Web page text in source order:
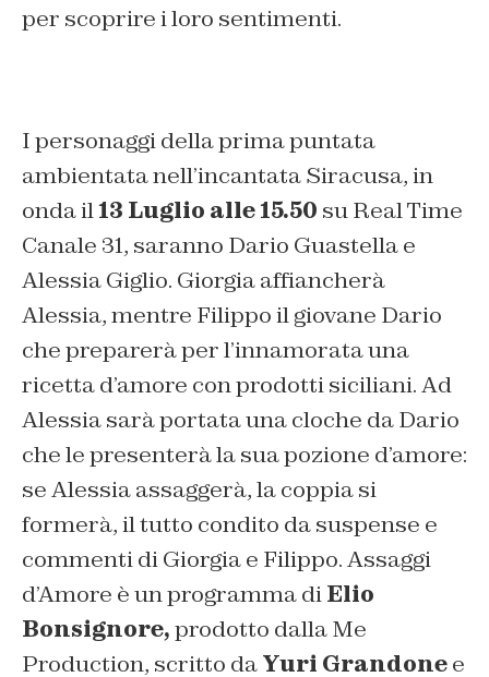
per scoprire i loro sentimenti.
I personaggi della prima puntata
ambientata nell’incantata Siracusa, in
onda il13 Luglio alle 15.50 su Real Time
Canale 31, saranno Dario Guastella e
Alessia Giglio. Giorgia affiancherà
Alessia, mentre Filippo il giovane Dario
che preparerà per l’innamorata una
ricetta d’amore con prodotti siciliani. Ad
Alessia sarà portata una cloche da Dario
che le presenterà la sua pozione d’amore:
se Alessia assaggerà, la coppia si
formerà, il tutto condito da suspense e
commenti di Giorgia e Filippo. Assaggi
d’Amore è un programma diElio
Bonsignore,prodotto dalla Me
Production, scritto daYuri Grandonee